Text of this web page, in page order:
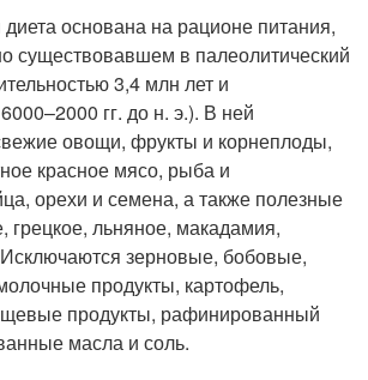
основана на рационе питания,
существовавшем в палеолитический
3,4 млн лет и
гг. до н. э.). В ней
овощи, фрукты и корнеплоды,
красное мясо, рыба и
орехи и семена, а также полезные
грецкое, льняное, макадамия,
Исключаются зерновые, бобовые,
продукты, картофель,
продукты, рафинированный
масла и соль.